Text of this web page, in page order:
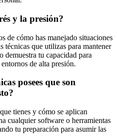
y la presión?
de cómo has manejado situaciones
técnicas que utilizas para mantener
tu capacidad para
de alta presión.
posees que son
tienes y cómo se aplican
cualquier software o herramientas
tu preparación para asumir las